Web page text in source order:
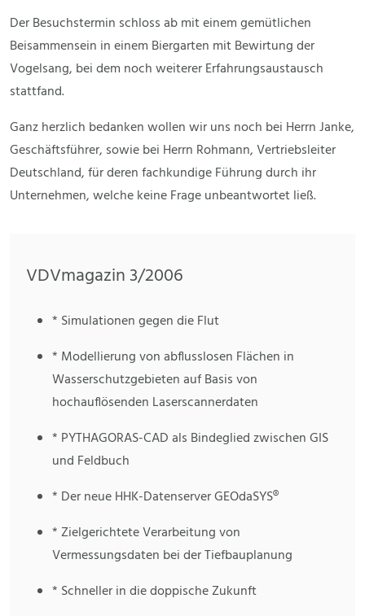
Der Besuchstermin schloss ab mit einem gemütlichen
Beisammensein in einem Biergarten mit Bewirtung der
Vogelsang, bei dem noch weiterer Erfahrungsaustausch
stattfand.
Ganz herzlich bedanken wollen wir uns noch bei Herrn Janke,
Geschäftsführer, sowie bei Herrn Rohmann, Vertriebsleiter
Deutschland, für deren fachkundige Führung durch ihr
Unternehmen, welche keine Frage unbeantwortet ließ.
VDVmagazin 3/2006
* Simulationen gegen die Flut
* Modellierung von abflusslosen Flächen in
Wasserschutzgebieten auf Basis von
hochauflösenden Laserscannerdaten
* PYTHAGORAS-CAD als Bindeglied zwischen GIS
und Feldbuch
* Der neue HHK-Datenserver GEOdaSYS®
* Zielgerichtete Verarbeitung von
Vermessungsdaten bei der Tiefbauplanung
* Schneller in die doppische Zukunft